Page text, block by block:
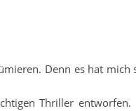
Denn es hat mich
Thriller entworfen.